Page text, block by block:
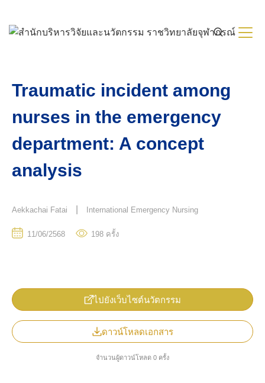
content
ไปยังเว็บไซต์นวัตกรรม
ดาวน์โหลดเอกสาร
จำนวนผู้ดาวน์โหลด 0 ครั้ง
Traumatic incident among
nurses in the emergency
department: A concept
analysis
Aekkachai Fatai International Emergency Nursing
11/06/2568 198 ครั้ง